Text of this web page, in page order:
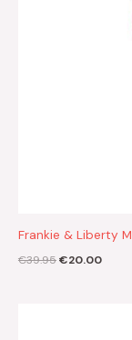
Frankie & Liberty
€39.95€20.00